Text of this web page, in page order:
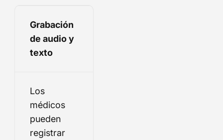
Grabación
de audio y
texto
Los
médicos
pueden
registrar